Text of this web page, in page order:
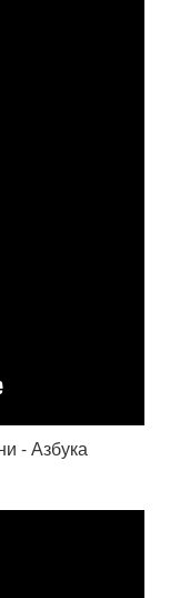
- Азбука